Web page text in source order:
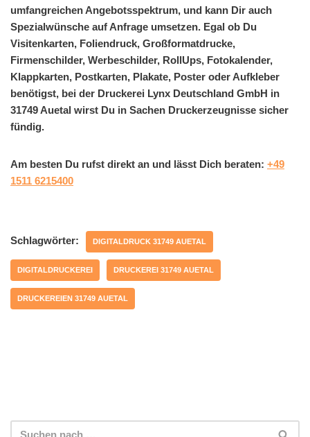
umfangreichen Angebotsspektrum, und kann Dir auch
Spezialwünsche auf Anfrage umsetzen. Egal ob Du
Visitenkarten, Foliendruck, Großformatdrucke,
Firmenschilder, Werbeschilder, RollUps, Fotokalender,
Klappkarten, Postkarten, Plakate, Poster oder Aufkleber
benötigst, bei der Druckerei Lynx Deutschland GmbH in
31749 Auetal wirst Du in Sachen Druckerzeugnisse sicher
fündig.
Am besten Du rufst direkt an und lässt Dich beraten: +49
1511 6215400
Schlagwörter: DIGITALDRUCK 31749 AUETAL
DIGITALDRUCKEREI DRUCKEREI 31749 AUETAL
DRUCKEREIEN 31749 AUETAL